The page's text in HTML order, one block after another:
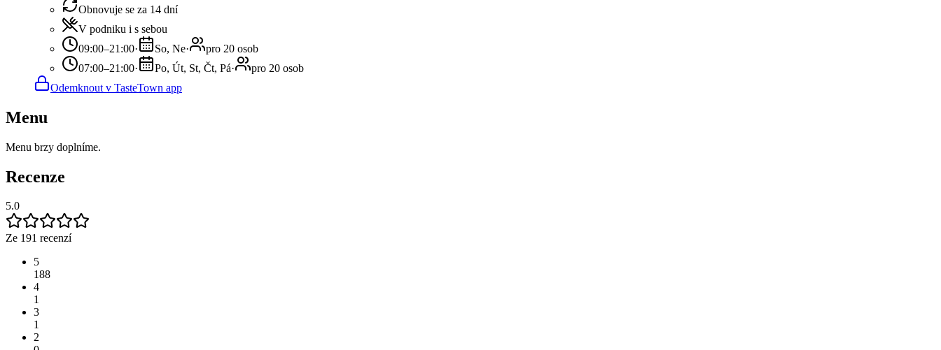
Obnovuje se za 14 dní
V podniku i s sebou
09:00–21:00· So, Ne·
pro 20 osob
07:00–21:00· Po, Út, St, Čt, Pá·
pro 20 osob
Odemknout v TasteTown app
Menu
Menu brzy doplníme.
Recenze
5.0
Ze 191 recenzí
5
188
4
1
3
1
2